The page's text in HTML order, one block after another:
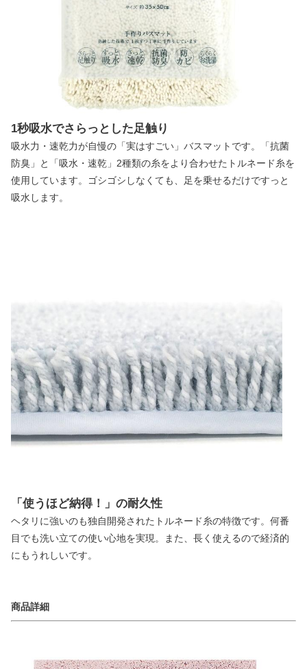
1秒吸水でさらっとした足触り
吸水力・速乾力が自慢の「実はすごい」バスマットです。「抗菌
防臭」と「吸水・速乾」2種類の糸をより合わせたトルネード糸を
使用しています。ゴシゴシしなくても、足を乗せるだけですっと
吸水します。
「使うほど納得！」の耐久性
ヘタリに強いのも独自開発されたトルネード糸の特徴です。何番
目でも洗い立ての使い心地を実現。また、長く使えるので経済的
にもうれしいです。
商品詳細